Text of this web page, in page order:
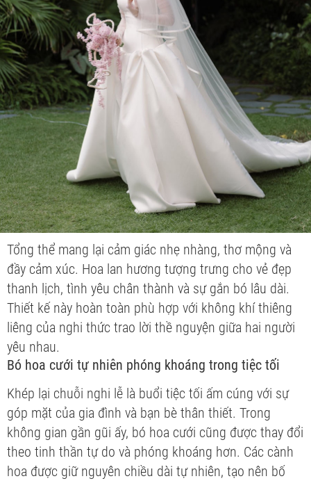
Tổng thể mang lại cảm giác nhẹ nhàng, thơ mộng và
đầy cảm xúc. Hoa lan hương tượng trưng cho vẻ đẹp
thanh lịch, tình yêu chân thành và sự gắn bó lâu dài.
Thiết kế này hoàn toàn phù hợp với không khí thiêng
liêng của nghi thức trao lời thề nguyện giữa hai người
yêu nhau.
Bó hoa cưới tự nhiên phóng khoáng trong tiệc tối
Khép lại chuỗi nghi lễ là buổi tiệc tối ấm cúng với sự
góp mặt của gia đình và bạn bè thân thiết. Trong
không gian gần gũi ấy, bó hoa cưới cũng được thay đổi
theo tinh thần tự do và phóng khoáng hơn. Các cành
hoa được giữ nguyên chiều dài tự nhiên, tạo nên bố